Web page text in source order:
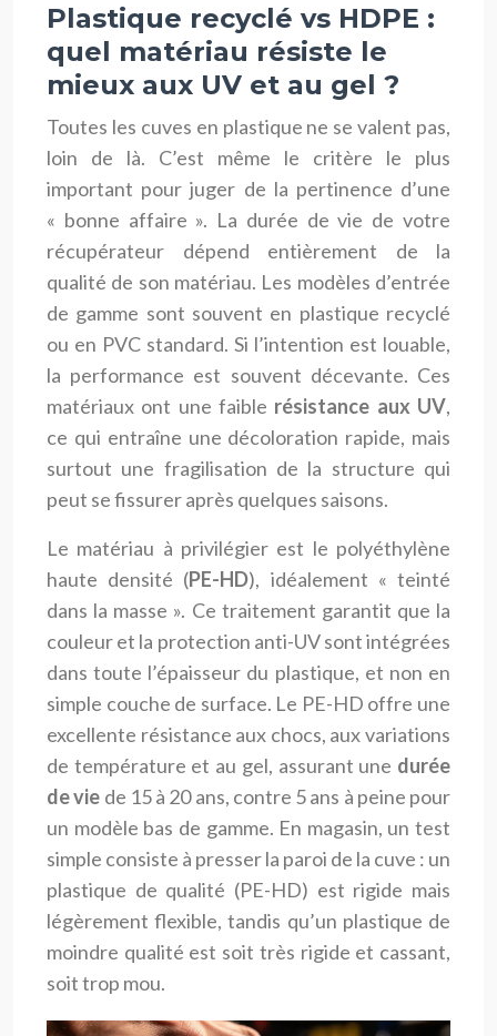
Plastique recyclé vs HDPE :
quel matériau résiste le
mieux aux UV et au gel ?
Toutes les cuves en plastique ne se valent pas,
loin de là. C’est même le critère le plus
important pour juger de la pertinence d’une
« bonne affaire ». La durée de vie de votre
récupérateur dépend entièrement de la
qualité de son matériau. Les modèles d’entrée
de gamme sont souvent en plastique recyclé
ou en PVC standard. Si l’intention est louable,
la performance est souvent décevante. Ces
matériaux ont une faible résistance aux UV,
ce qui entraîne une décoloration rapide, mais
surtout une fragilisation de la structure qui
peut se fissurer après quelques saisons.
Le matériau à privilégier est le polyéthylène
haute densité (PE-HD), idéalement « teinté
dans la masse ». Ce traitement garantit que la
couleur et la protection anti-UV sont intégrées
dans toute l’épaisseur du plastique, et non en
simple couche de surface. Le PE-HD offre une
excellente résistance aux chocs, aux variations
de température et au gel, assurant une durée
de vie de 15 à 20 ans, contre 5 ans à peine pour
un modèle bas de gamme. En magasin, un test
simple consiste à presser la paroi de la cuve : un
plastique de qualité (PE-HD) est rigide mais
légèrement flexible, tandis qu’un plastique de
moindre qualité est soit très rigide et cassant,
soit trop mou.